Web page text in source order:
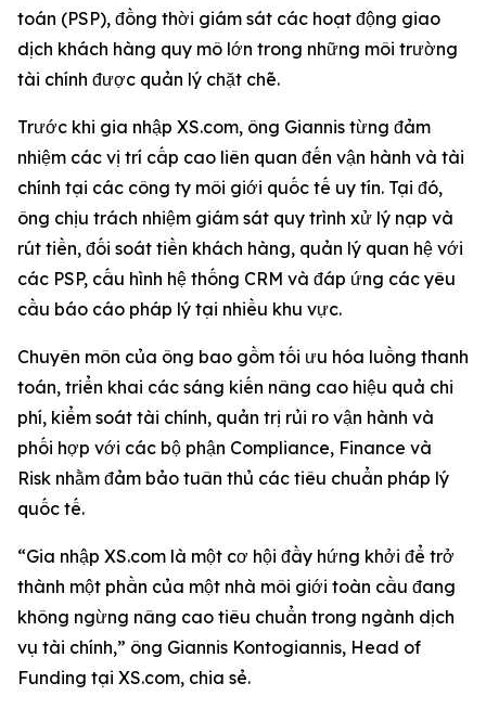
toán (PSP), đồng thời giám sát các hoạt động giao
dịch khách hàng quy mô lớn trong những môi trường
tài chính được quản lý chặt chẽ.
Trước khi gia nhập XS.com, ông Giannis từng đảm
nhiệm các vị trí cấp cao liên quan đến vận hành và tài
chính tại các công ty môi giới quốc tế uy tín. Tại đó,
ông chịu trách nhiệm giám sát quy trình xử lý nạp và
rút tiền, đối soát tiền khách hàng, quản lý quan hệ với
các PSP, cấu hình hệ thống CRM và đáp ứng các yêu
cầu báo cáo pháp lý tại nhiều khu vực.
Chuyên môn của ông bao gồm tối ưu hóa luồng thanh
toán, triển khai các sáng kiến nâng cao hiệu quả chi
phí, kiểm soát tài chính, quản trị rủi ro vận hành và
phối hợp với các bộ phận Compliance, Finance và
Risk nhằm đảm bảo tuân thủ các tiêu chuẩn pháp lý
quốc tế.
“Gia nhập XS.com là một cơ hội đầy hứng khởi để trở
thành một phần của một nhà môi giới toàn cầu đang
không ngừng nâng cao tiêu chuẩn trong ngành dịch
vụ tài chính,” ông Giannis Kontogiannis, Head of
Funding tại XS.com, chia sẻ.